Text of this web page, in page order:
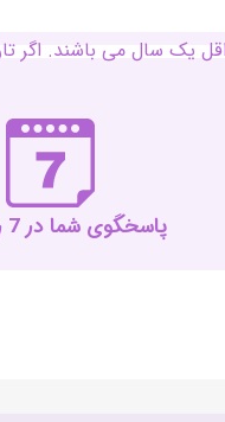
یک سال می باشند.
پاسخگوی شما در 7 روز هفته